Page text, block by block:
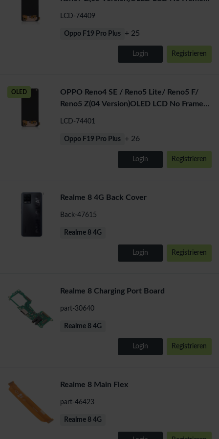
LCD-74409
Oppo F19 Pro Plus + 25
Login Registrieren
OLED
OPPO Reno4 SE / Reno5 Lite/ Reno5 F/
Reno5 Z(04 Version)OLED LCD No Frame
LCD-74401
Oppo F19 Pro Plus + 26
Login Registrieren
Realme 8 4G Back Cover
Back-47615
Realme 8 4G
Login Registrieren
Realme 8 Charging Port Board
part-30640
Realme 8 4G
Login Registrieren
Realme 8 Main Flex
part-46423
Realme 8 4G